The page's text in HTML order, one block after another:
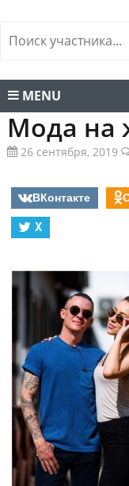
MENU
Мода на
26 сентября, 2019
ВКонтакте
X